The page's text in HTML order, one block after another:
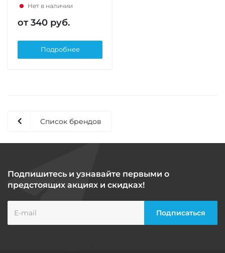
Нет в наличии
от340 руб.
Подробнее
Список брендов
Подпишитесь и узнавайте первыми о
предстоящих акциях и скидках!